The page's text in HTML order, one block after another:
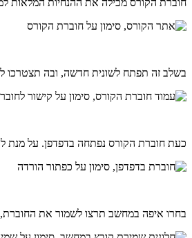
בשלב זה תפתח לשונית חדשה, ובה תצטרכו
כעת חוברת הקורס נפתחה בדפדפן. על מנת
בחרו איפה במחשב תרצו לשמור את החוברת,